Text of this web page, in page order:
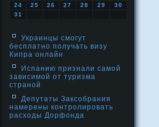
24
25 26 27 28 29
30
31
Украинцы смогут
бесплатно получать визу
Кипра онлайн
Испанию признали самой
зависимой от туризма
страной
Депутаты Заксобрания
намерены контролировать
расходы Дорфонда